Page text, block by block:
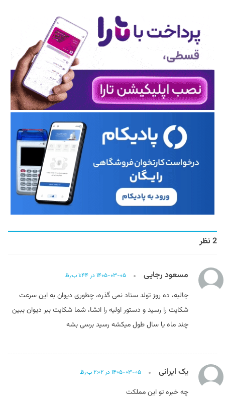
2 نظر
مسعود رجایی ۱۴۰۵-۰۳-۰۵ در ۱:۴۴ ب٫ظ
جالبه، ده روز تولد ستاد نمی گذره، چطوری دیوان به این سرعت
شکایت را رسید و دستور اولیه را انشا، شما شکایت ببر دیوان ببین
چند ماه یا سال طول میکشه رسید برسی بشه
یک ایرانی ۱۴۰۵-۰۳-۰۵ در ۲:۰۲ ب٫ظ
چه خبره تو این مملکت